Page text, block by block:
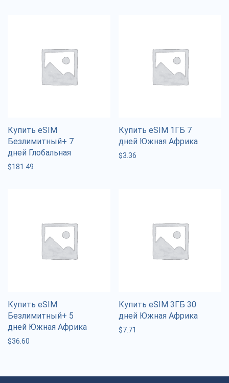
Купить eSIM
Безлимитный+ 7
дней Глобальная
$181.49
Купить eSIM 1ГБ 7
дней Южная Африка
$3.36
Купить eSIM
Безлимитный+ 5
дней Южная Африка
$36.60
Купить eSIM 3ГБ 30
дней Южная Африка
$7.71